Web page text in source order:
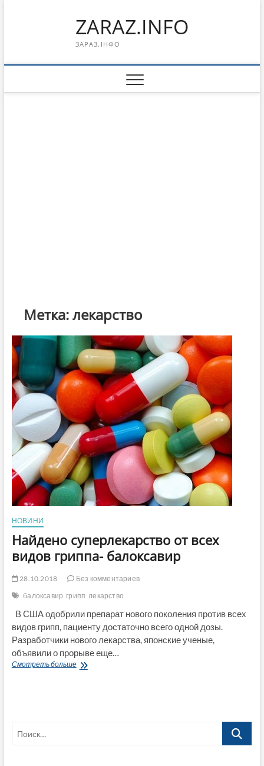
ZARAZ.INFO
ЗАРАЗ.ІНФО
Метка:лекарство
НОВИНИ
Найдено суперлекарство от всех
видов гриппа- балоксавир
28.10.2018
Без комментариев
балоксавир грипп лекарство
В США одобрили препарат нового поколения против всех
видов грипп, пациенту достаточно всего одной дозы.
Разработчики нового лекарства, японские ученые,
объявили о прорыве еще…
Смотреть большеНайдено
Поиск…